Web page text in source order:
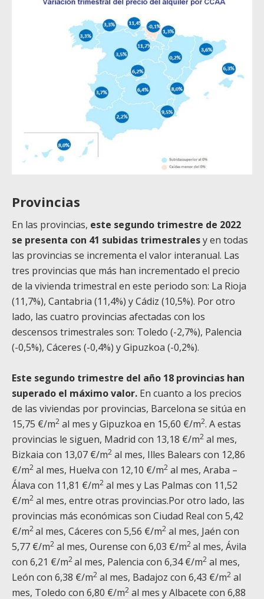
Provincias
En las provincias, este segundo trimestre de 2022
se presenta con 41 subidas trimestralesy en todas
las provincias se incrementa el valor interanual. Las
tres provincias que más han incrementado el precio
de la vivienda trimestral en este periodo son: La Rioja
(11,7%), Cantabria (11,4%) y Cádiz (10,5%). Por otro
lado, las cuatro provincias afectadas con los
descensos trimestrales son: Toledo (-2,7%), Palencia
(-0,5%), Cáceres (-0,4%) y Gipuzkoa (-0,2%).
Este segundo trimestre del año 18 provincias han
superado el máximo valor. En cuanto a los precios
de las viviendas por provincias, Barcelona se sitúa en
15,75 €/m2 al mes y Gipuzkoa en 15,60 €/m2. A estas
provincias le siguen, Madrid con 13,18 €/m2 al mes,
Bizkaia con 13,07 €/m2 al mes, Illes Balears con 12,86
€/m2 al mes, Huelva con 12,10 €/m2 al mes, Araba –
Álava con 11,81 €/m2 al mes y Las Palmas con 11,52
€/m2 al mes, entre otras provincias.Por otro lado, las
provincias más económicas son Ciudad Real con 5,42
€/m2al mes, Cáceres con 5,56 €/m2 al mes, Jaén con
5,77 €/m2 al mes, Ourense con 6,03 €/m2al mes, Ávila
con 6,21 €/m2al mes, Palencia con 6,34 €/m2 al mes,
León con 6,38 €/m2 al mes, Badajoz con 6,43 €/m2 al
mes, Toledo con 6,80 €/m2 al mes y Albacete con 6,88